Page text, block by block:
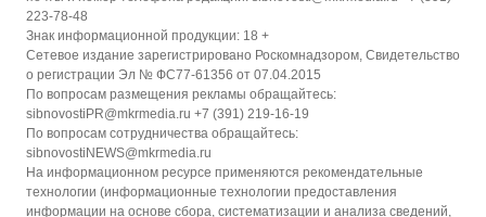
223-78-48
Знак информационной продукции: 18 +
Сетевое издание зарегистрировано Роскомнадзором, Свидетельство
о регистрации Эл № ФС77-61356 от 07.04.2015
По вопросам размещения рекламы обращайтесь:
sibnovostiPR@mkrmedia.ru +7 (391) 219-16-19
По вопросам сотрудничества обращайтесь:
sibnovostiNEWS@mkrmedia.ru
На информационном ресурсе применяются рекомендательные
технологии (информационные технологии предоставления
информации на основе сбора, систематизации и анализа сведений,